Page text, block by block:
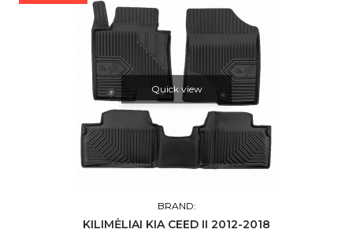
Quick view
BRAND:
KILIMĖLIAI KIA CEED II 2012-2018